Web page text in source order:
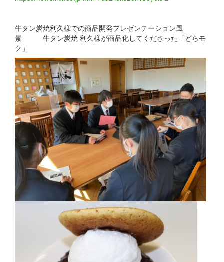
牛タン炭焼利久様での商品開発プレゼンテーション風
景 牛タン炭焼 利久様が商品化してくださった「どらモ
ク」